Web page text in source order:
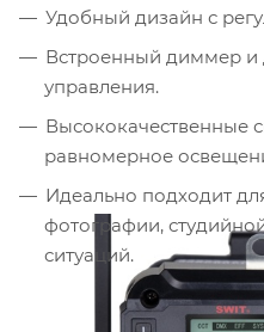
Удобный дизайн с
Встроенный диммер и
управления.
Высококачественные
равномерное
Идеально подходит
фотографии,
ситуаций.